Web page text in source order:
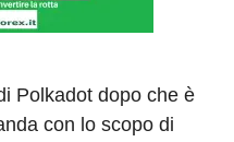
Polkadot dopo che è
con lo scopo di